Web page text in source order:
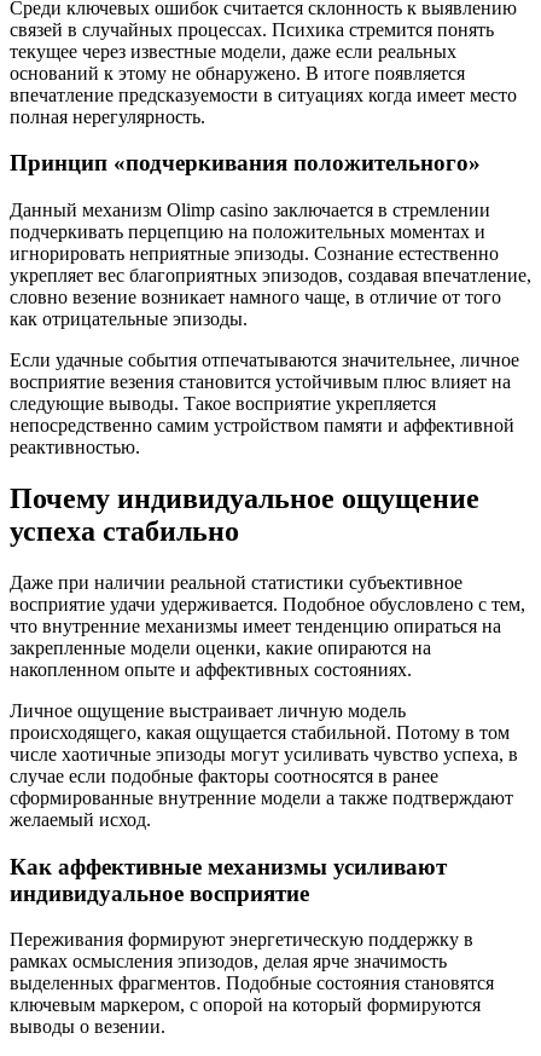
Среди ключевых ошибок считается склонность к выявлению
связей в случайных процессах. Психика стремится понять
текущее через известные модели, даже если реальных
оснований к этому не обнаружено. В итоге появляется
впечатление предсказуемости в ситуациях когда имеет место
полная нерегулярность.
Принцип «подчеркивания положительного»
Данный механизм Olimp casino заключается в стремлении
подчеркивать перцепцию на положительных моментах и
игнорировать неприятные эпизоды. Сознание естественно
укрепляет вес благоприятных эпизодов, создавая впечатление,
словно везение возникает намного чаще, в отличие от того
как отрицательные эпизоды.
Если удачные события отпечатываются значительнее, личное
восприятие везения становится устойчивым плюс влияет на
следующие выводы. Такое восприятие укрепляется
непосредственно самим устройством памяти и аффективной
реактивностью.
Почему индивидуальное ощущение
успеха стабильно
Даже при наличии реальной статистики субъективное
восприятие удачи удерживается. Подобное обусловлено с тем,
что внутренние механизмы имеет тенденцию опираться на
закрепленные модели оценки, какие опираются на
накопленном опыте и аффективных состояниях.
Личное ощущение выстраивает личную модель
происходящего, какая ощущается стабильной. Потому в том
числе хаотичные эпизоды могут усиливать чувство успеха, в
случае если подобные факторы соотносятся в ранее
сформированные внутренние модели а также подтверждают
желаемый исход.
Как аффективные механизмы усиливают
индивидуальное восприятие
Переживания формируют энергетическую поддержку в
рамках осмысления эпизодов, делая ярче значимость
выделенных фрагментов. Подобные состояния становятся
ключевым маркером, с опорой на который формируются
выводы о везении.